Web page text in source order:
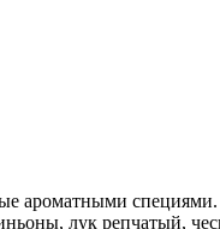
ароматными специями.
лук репчатый,